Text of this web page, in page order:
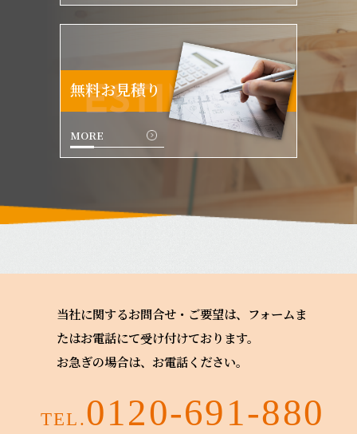
ESTIMATE
無料お見積り
MORE
当社に関するお問合せ・ご要望は、フォームま
たはお電話にて受け付けております。
お急ぎの場合は、お電話ください。
TEL.0120-691-880